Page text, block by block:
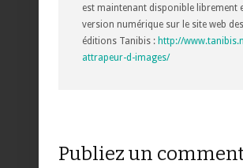
est maintenant disponible librement
version numérique sur le site web des
éditions Tanibis : http://
attrapeur-d-images/
Publiez un